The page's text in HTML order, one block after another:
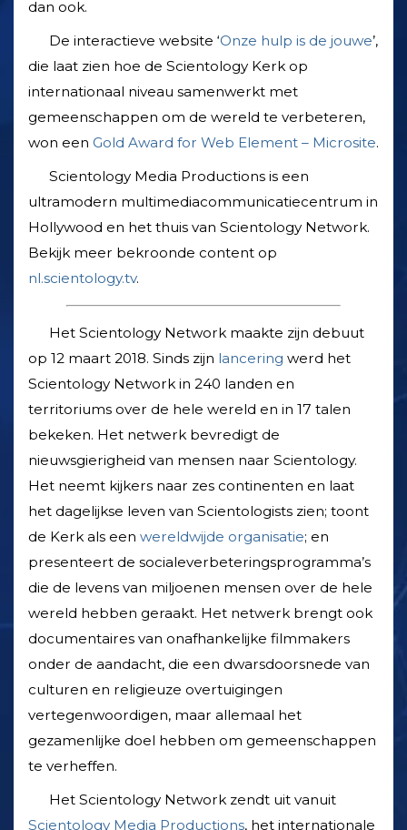
dan ook.
De interactieve website ‘Onze hulp is de jouwe’,
die laat zien hoe de Scientology Kerk op
internationaal niveau samenwerkt met
gemeenschappen om de wereld te verbeteren,
won een Gold Award for Web Element – Microsite.
Scientology Media Productions is een
ultramodern multimedia­communicatie­centrum in
Hollywood en het thuis van Scientology Network.
Bekijk meer bekroonde content op
nl.scientology.tv.
Het Scientology Network maakte zijn debuut
op 12 maart 2018. Sinds zijn lancering werd het
Scientology Network in 240 landen en
territoriums over de hele wereld en in 17 talen
bekeken. Het netwerk bevredigt de
nieuwsgierigheid van mensen naar Scientology.
Het neemt kijkers naar zes continenten en laat
het dagelijkse leven van Scientologists zien; toont
de Kerk als een wereldwijde organisatie; en
presenteert de sociale­verbeterings­programma’s
die de levens van miljoenen mensen over de hele
wereld hebben geraakt. Het netwerk brengt ook
documentaires van onafhankelijke filmmakers
onder de aandacht, die een dwarsdoorsnede van
culturen en religieuze overtuigingen
vertegenwoordigen, maar allemaal het
gezamenlijke doel hebben om gemeenschappen
te verheffen.
Het Scientology Network zendt uit vanuit
Scientology Media Productions, het internationale